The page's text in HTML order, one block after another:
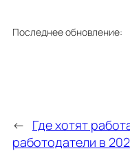
Последнее обновление:
← Где хотят
работодатели в